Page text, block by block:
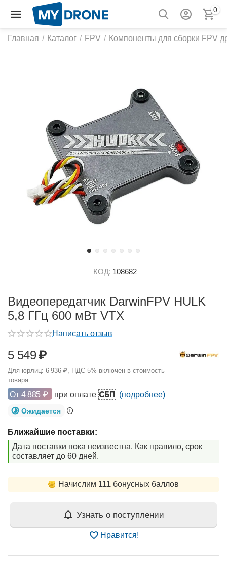
0
Главная / Каталог / FPV / Компоненты для сборки FPV
КОД: 108682
Видеопередатчик DarwinFPV HULK
5,8 ГГц 600 мВт VTX
Написать отзыв
5 549₽
Для юрлиц: 6 936 ₽, НДС 5% включен в стоимость
товара
От 4 885 ₽ при оплате СБП (подробнее)
Ожидается
Ближайшие поставки:
Дата поставки пока неизвестна. Как правило, срок
составляет до 60 дней.
Начислим 111 бонусных баллов
Узнать о поступлении
Нравится!